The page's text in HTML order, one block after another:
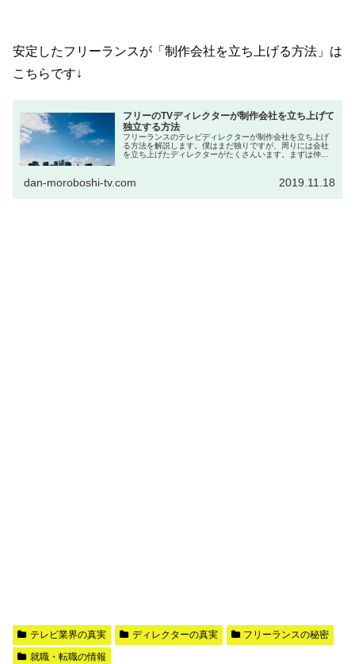
安定したフリーランスが「制作会社を立ち上げる方法」は
こちらです↓
フリーのTVディレクターが制作会社を立ち上げて
独立する方法
フリーランスのテレビディレクターが制作会社を立ち上げ
る方法を解説します。僕はまだ独りですが、周りには会社
を立ち上げたディレクターがたくさんいます。まずは仲間
dan-moroboshi-tv.com 2019.11.18
テレビ業界の真実 ディレクターの真実
フリーランスの秘密
就職・転職の情報